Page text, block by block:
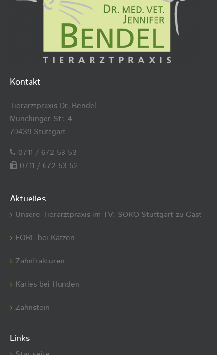
Kontakt
Tierarztpraxis Dr. Bendel
Münchinger Str. 4
70439 Stuttgart
0711 / 672 53 53
0711 / 672 53 52
Aktuelles
Unsere Tierarztpraxis im TV: SOKO Stuttgart zu Gast
FORL bei Katzen
Zahnfrakturen
Karies bei Hunden
Zahnstein
Links